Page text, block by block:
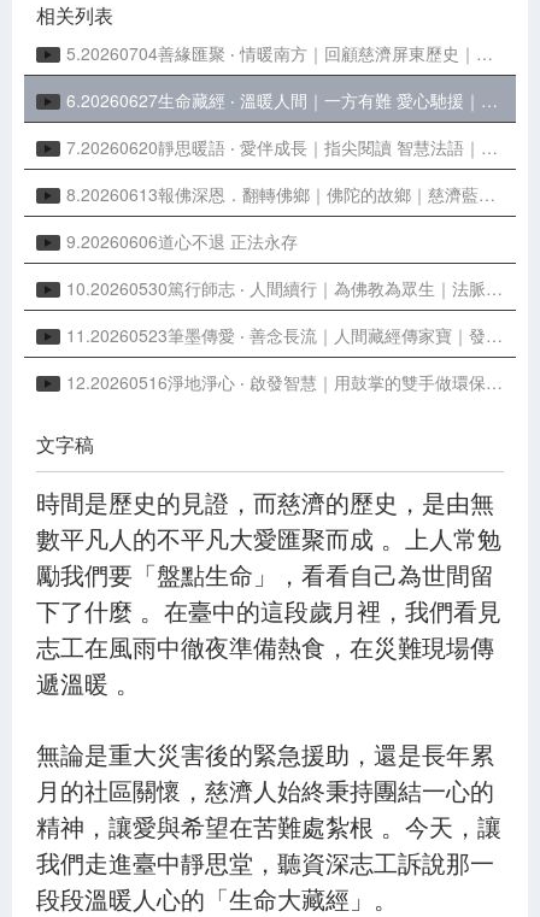
相关列表
5.20260704善緣匯聚 ‧ 情暖南方｜回顧慈濟屏東歷史｜善念扎根遍布全臺
6.20260627生命藏經 ‧ 溫暖人間｜一方有難 愛心馳援｜見證歷史 大愛足
7.20260620靜思暖語 ‧ 愛伴成長｜指尖閱讀 智慧法語｜靜思語有聲書
8.20260613報佛深恩．翻轉佛鄉｜佛陀的故鄉｜慈濟藍毘尼園區
9.20260606道心不退 正法永存
10.20260530篤行師志 ‧ 人間續行｜為佛教為眾生｜法脈相傳 慧命導師
11.20260523筆墨傳愛 ‧ 善念長流｜人間藏經傳家寶｜發心立願 行菩薩道
12.20260516淨地淨心 ‧ 啟發智慧｜用鼓掌的雙手做環保｜雪隆分會三十周年
文字稿
時間是歷史的見證，而慈濟的歷史，是由無
數平凡人的不平凡大愛匯聚而成 。上人常勉
勵我們要「盤點生命」，看看自己為世間留
下了什麼 。在臺中的這段歲月裡，我們看見
志工在風雨中徹夜準備熱食，在災難現場傳
遞溫暖 。
無論是重大災害後的緊急援助，還是長年累
月的社區關懷，慈濟人始終秉持團結一心的
精神，讓愛與希望在苦難處紮根 。今天，讓
我們走進臺中靜思堂，聽資深志工訴說那一
段段溫暖人心的「生命大藏經」。